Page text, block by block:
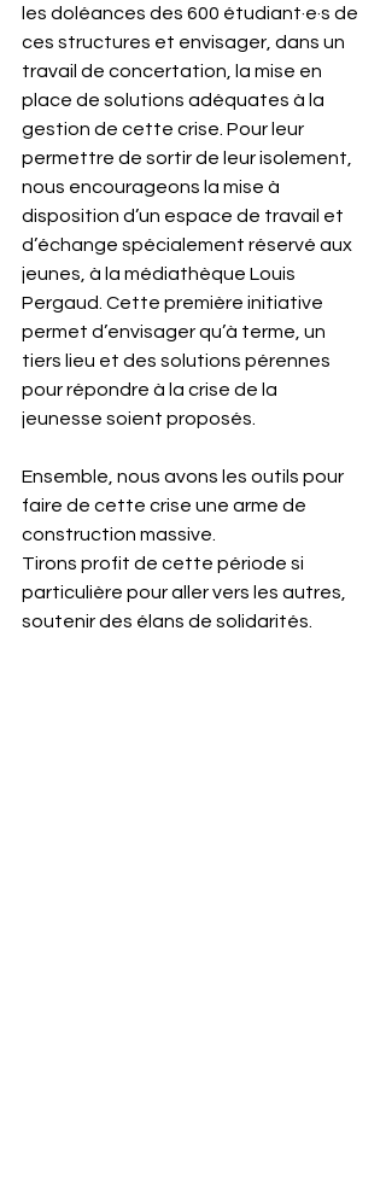
les doléances des 600 étudiant·e·s de
ces structures et envisager, dans un
travail de concertation, la mise en
place de solutions adéquates à la
gestion de cette crise. Pour leur
permettre de sortir de leur isolement,
nous encourageons la mise à
disposition d’un espace de travail et
d’échange spécialement réservé aux
jeunes, à la médiathèque Louis
Pergaud. Cette première initiative
permet d’envisager qu’à terme, un
tiers lieu et des solutions pérennes
pour répondre à la crise de la
jeunesse soient proposés.
Ensemble, nous avons les outils pour
faire de cette crise une arme de
construction massive.
Tirons profit de cette période si
particulière pour aller vers les autres,
soutenir des élans de solidarités.